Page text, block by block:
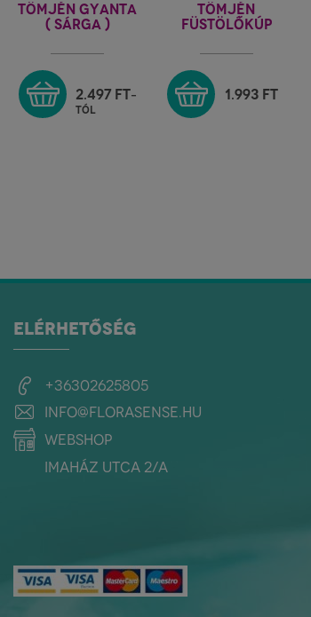
TÖMJÉN GYANTA
( SÁRGA )
OMAN
2.497 FT-
tól
TÖMJÉN
FÜSTÖLŐKÚP
1.993 FT
ELÉRHETŐSÉG
+36302625805
info@florasense.hu
webshop
Imaház utca 2/a